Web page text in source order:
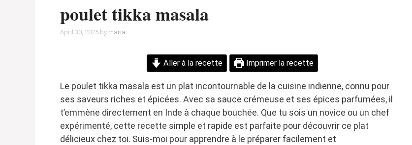
poulet tikka masala
April 30, 2025 by maria
Aller à la recette Imprimer la recette
Le poulet tikka masala est un plat incontournable de la cuisine indienne, connu pour
ses saveurs riches et épicées. Avec sa sauce crémeuse et ses épices parfumées, il
t’emmène directement en Inde à chaque bouchée. Que tu sois un novice ou un chef
expérimenté, cette recette simple et rapide est parfaite pour découvrir ce plat
délicieux chez toi. Suis-moi pour apprendre à le préparer facilement et